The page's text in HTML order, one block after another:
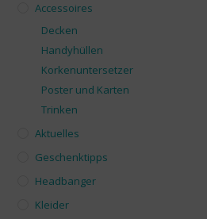
Accessoires
Decken
Handyhüllen
Korkenuntersetzer
Poster und Karten
Trinken
Aktuelles
Geschenktipps
Headbanger
Kleider